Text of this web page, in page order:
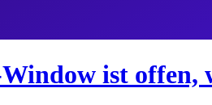
ist